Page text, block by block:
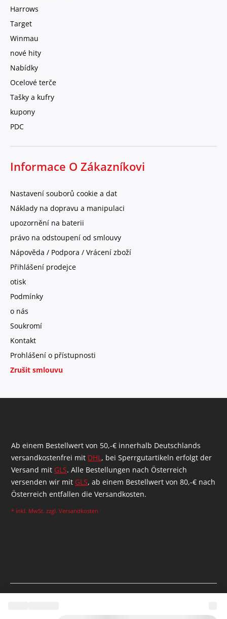
Harrows
Target
Winmau
nové hity
Nabídky
Ocelové terče
Tašky a kufry
kupony
PDC
Informace O Zákazníkovi
Nastavení souborů cookie a dat
Náklady na dopravu a manipulaci
upozornění na baterii
právo na odstoupení od smlouvy
Nápověda / Podpora / Vrácení zboží
Přihlášení prodejce
otisk
Podmínky
o nás
Soukromí
Kontakt
Prohlášení o přístupnosti
Zrušit smlouvu
Ab einem Bestellwert von 50,-€ innerhalb Deutschlands
versandkostenfrei mit DHL, bei Sperrgutartikeln erfolgt der
Versand mit GLS. Alle Bestellungen nach Österreich
versenden wir mit GLS, ab einem Bestellwert von 80,-€ nach
Österreich entfallen die Versandkosten.
* inkl. MwSt. zzgl. Versandkosten